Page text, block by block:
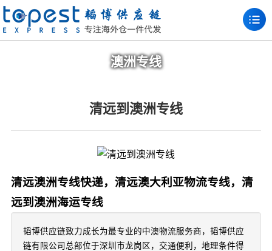
澳洲专线
清远到澳洲专线
清远澳洲专线快递，清远澳大利亚物流专线，清
远到澳洲海运专线
韬博供应链致力成长为最专业的中澳物流服务商，韬博供应
链有限公司总部位于深圳市龙岗区，交通便利，地理条件得